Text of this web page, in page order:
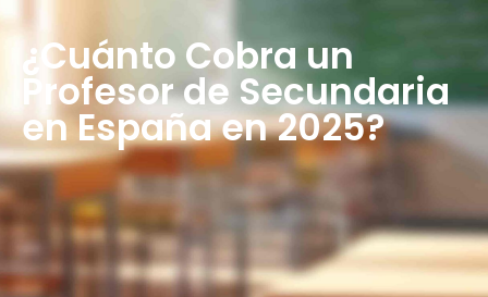
¿Cuánto Cobra un
Profesor de Secundaria
en España en 2025?